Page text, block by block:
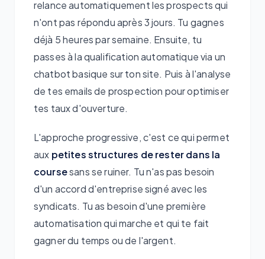
relance automatiquement les prospects qui
n'ont pas répondu après 3 jours. Tu gagnes
déjà 5 heures par semaine. Ensuite, tu
passes à la qualification automatique via un
chatbot basique sur ton site. Puis à l'analyse
de tes emails de prospection pour optimiser
tes taux d'ouverture.
L'approche progressive, c'est ce qui permet
aux petites structures de rester dans la
coursesans se ruiner. Tu n'as pas besoin
d'un accord d'entreprise signé avec les
syndicats. Tu as besoin d'une première
automatisation qui marche et qui te fait
gagner du temps ou de l'argent.